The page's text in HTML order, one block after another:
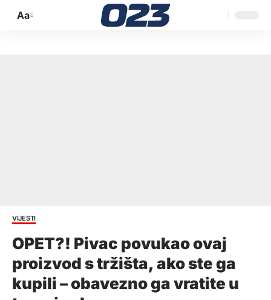
Promijeni
Aa
VIJESTI
OPET?! Pivac povukao ovaj
proizvod s tržišta, ako ste ga
kupili – obavezno ga vratite u